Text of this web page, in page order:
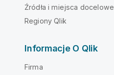
Źródła i miejsca
Regiony Qlik
Informacje O Qlik
Firma